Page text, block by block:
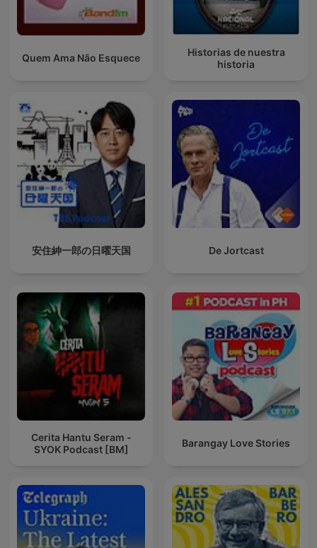
Quem Ama Não Esquece
Historias de nuestra
historia
安住紳一郎の日曜天国 De Jortcast
Cerita Hantu Seram -
SYOK Podcast [BM]
Barangay Love Stories